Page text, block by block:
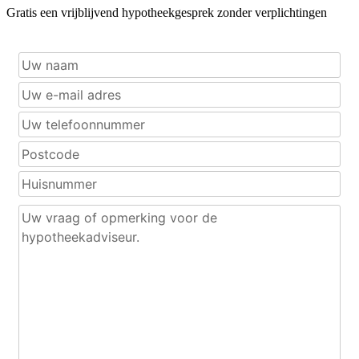
Gratis een vrijblijvend hypotheekgesprek zonder verplichtingen